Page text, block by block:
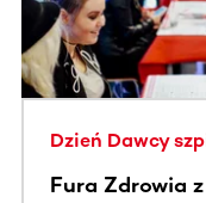
Dzień Dawcy
Fura Zdrowia